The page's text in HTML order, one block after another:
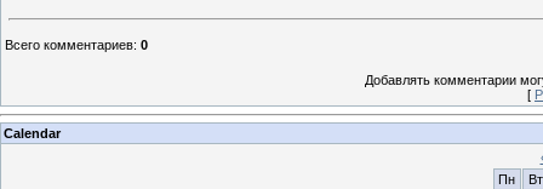
Всего комментариев: 0
Добавлять комментарии
[
Calendar
Пн
Вт